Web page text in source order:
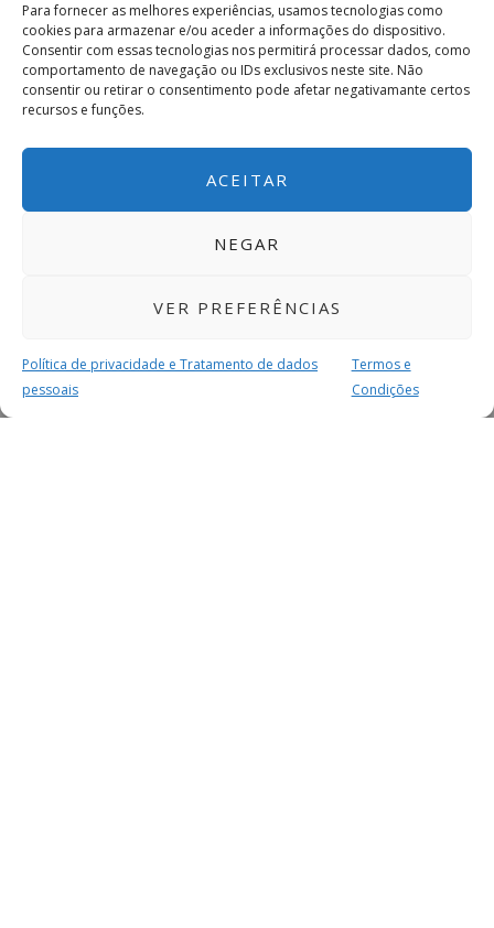
Para fornecer as melhores experiências, usamos tecnologias como
cookies para armazenar e/ou aceder a informações do dispositivo.
Consentir com essas tecnologias nos permitirá processar dados, como
comportamento de navegação ou IDs exclusivos neste site. Não
consentir ou retirar o consentimento pode afetar negativamante certos
recursos e funções.
ACEITAR
NEGAR
VER PREFERÊNCIAS
Política de privacidade e Tratamento de dados
pessoais
Termos e
Condições